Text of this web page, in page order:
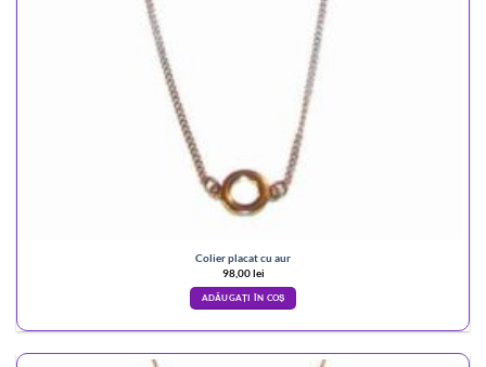
Colier placat cu aur
98,00lei
ADĂUGAȚI ÎN COȘ